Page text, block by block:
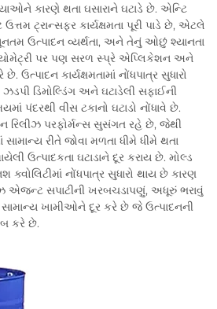
કારણે થતા ઘસારાને ઘટાડે છે. એન્ટિ
ટ્રાન્સફર કાર્યક્ષમતા પૂરી પાડે છે, એટલે
ઉત્પાદન વ્યર્થતા, અને તેનું ઓછું શ્યાનતા
પર પણ સરળ સ્પ્રે એપ્લિકેશન અને
કાર્યક્ષમતામાં નોંધપાત્ર સુધારો
ડિમોલ્ડિંગ અને ઘટાડેલી સફાઈની
પંદરથી વીસ ટકાનો ઘટાડો નોંધાવે છે.
રિલીઝ પરફોર્મન્સ સુસંગત રહે છે, જેથી
સામાન્ય રીતે જોવા મળતા ધીમે ધીમે થતા
ઉત્પાદકતા ઘટાડાને દૂર કરાય છે. મોલ્ડ
ક્વોલિટીમાં નોંધપાત્ર સુધારો થાય છે કારણ
એજન્ટ સપાટીની ખરબચડાપણું, અધૂરું ભરાવું
સામાન્ય ખામીઓને દૂર કરે છે જે ઉત્પાદનની
કરે છે.